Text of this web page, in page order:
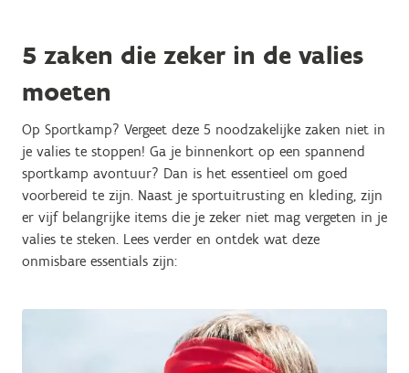
5 zaken die zeker in de valies
moeten
Op Sportkamp? Vergeet deze 5 noodzakelijke zaken niet in
je valies te stoppen! Ga je binnenkort op een spannend
sportkamp avontuur? Dan is het essentieel om goed
voorbereid te zijn. Naast je sportuitrusting en kleding, zijn
er vijf belangrijke items die je zeker niet mag vergeten in je
valies te steken. Lees verder en ontdek wat deze
onmisbare essentials zijn: